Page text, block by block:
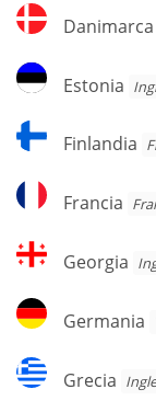
Danimarca
Danimarca
Estonia
Estonia
Finlandia
Finlandia
Francia
Francia
Georgia
Georgia
Germania
Germania
Grecia
Grecia